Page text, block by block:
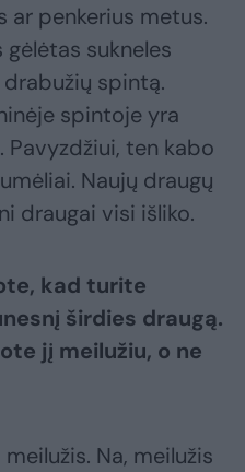
ar penkerius metus.
sukneles
spintą.
spintoje yra
ten kabo
Naujų draugų
draugai visi išliko.
kad turite
širdies draugą.
jį meilužiu, o ne
Na, meilužis